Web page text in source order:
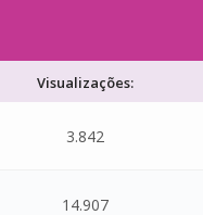
Visualizações:
3.842
14.907